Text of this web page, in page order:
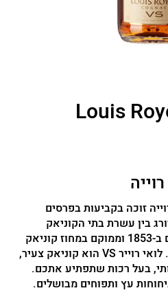
אורח
Louis
זוכה בקביעות בפרסים
בין עשרת בתי הקוניאק
המובילים בעולם. הוא הוקם ב-1853 וממוקם במחוז קוניאק
בצרפת, על גדות נהר שרנט. לואי רוייר VS הוא קוניאק צעיר,
בעל רכות שתפתיע אתכם.
עץ ותפוחים מבושלים.